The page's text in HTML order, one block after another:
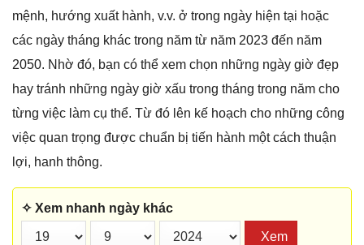
mệnh, hướng xuất hành, v.v. ở trong ngày hiện tại hoặc
các ngày tháng khác trong năm từ năm 2023 đến năm
2050. Nhờ đó, bạn có thể xem chọn những ngày giờ đẹp
hay tránh những ngày giờ xấu trong tháng trong năm cho
từng việc làm cụ thể. Từ đó lên kế hoạch cho những công
việc quan trọng được chuẩn bị tiến hành một cách thuận
lợi, hanh thông.
✧ Xem nhanh ngày khác
Xem